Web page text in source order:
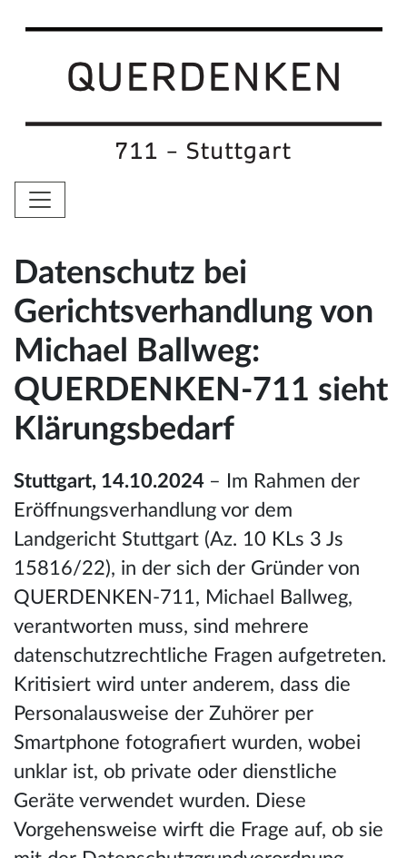
Datenschutz bei
Gerichtsverhandlung von
Michael Ballweg:
QUERDENKEN-711 sieht
Klärungsbedarf
Stuttgart, 14.10.2024 – Im Rahmen der
Eröffnungsverhandlung vor dem
Landgericht Stuttgart (Az. 10 KLs 3 Js
15816/22), in der sich der Gründer von
QUERDENKEN-711, Michael Ballweg,
verantworten muss, sind mehrere
datenschutzrechtliche Fragen aufgetreten.
Kritisiert wird unter anderem, dass die
Personalausweise der Zuhörer per
Smartphone fotografiert wurden, wobei
unklar ist, ob private oder dienstliche
Geräte verwendet wurden. Diese
Vorgehensweise wirft die Frage auf, ob sie